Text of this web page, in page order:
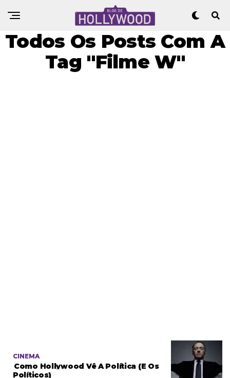
Todos Os Posts Com A
Tag "Filme W"
CINEMA
Como Hollywood Vê A Política (e Os
Políticos)